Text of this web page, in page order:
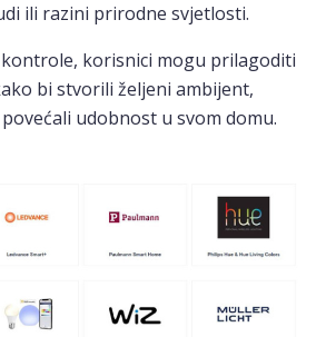
ili razini prirodne svjetlosti.
korisnici mogu prilagoditi
bi stvorili željeni ambijent,
udobnost u svom domu.